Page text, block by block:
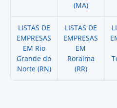
(MA)
LISTAS DE
EMPRESAS
EM Rio
Grande do
Norte (RN)
LISTAS DE
EMPRESAS
EM
Roraima
(RR)